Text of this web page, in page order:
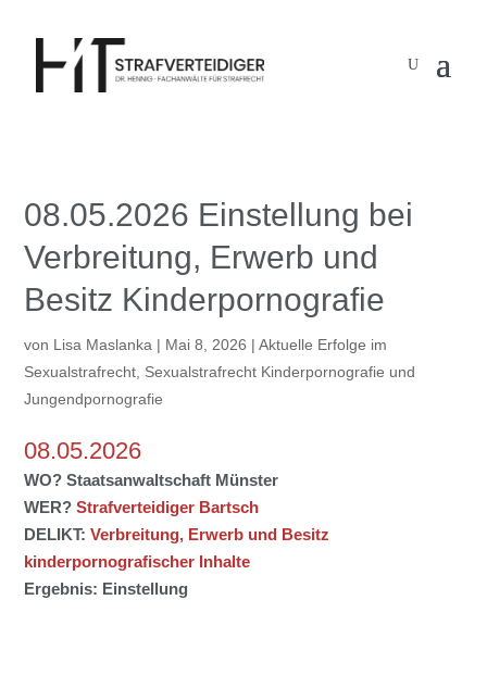
08.05.2026 Einstellung bei
Verbreitung, Erwerb und
Besitz Kinderpornografie
von Lisa Maslanka | Mai 8, 2026 |Aktuelle Erfolge im
Sexualstrafrecht, Sexualstrafrecht Kinderpornografie und
Jungendpornografie
08.05.2026
WO? Staatsanwaltschaft Münster
WER?Strafverteidiger Bartsch
DELIKT:Verbreitung, Erwerb und Besitz
kinderpornografischer Inhalte
Ergebnis: Einstellung